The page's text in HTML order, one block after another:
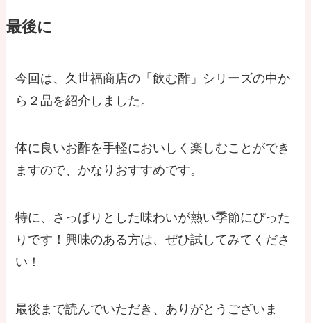
最後に
今回は、久世福商店の「飲む酢」シリーズの中か
ら２品を紹介しました。
体に良いお酢を手軽においしく楽しむことができ
ますので、かなりおすすめです。
特に、さっぱりとした味わいが熱い季節にぴった
りです！興味のある方は、ぜひ試してみてくださ
い！
最後まで読んでいただき、ありがとうございま